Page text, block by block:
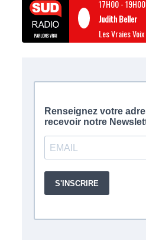
17H00-19H00
Judith Beller
Les Vraies Voix